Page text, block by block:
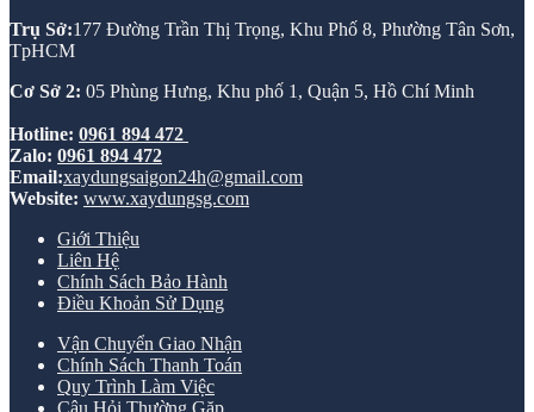
Trụ Sở:177 Đường Trần Thị Trọng, Khu Phố 8, Phường Tân Sơn,
TpHCM
Cơ Sở 2: 05 Phùng Hưng, Khu phố 1, Quận 5, Hồ Chí Minh
Hotline: 0961 894 472
Zalo: 0961 894 472
Email:xaydungsaigon24h@gmail.com
Website: www.xaydungsg.com
Giới Thiệu
Liên Hệ
Chính Sách Bảo Hành
Điều Khoản Sử Dụng
Vận Chuyển Giao Nhận
Chính Sách Thanh Toán
Quy Trình Làm Việc
Câu Hỏi Thường Gặp